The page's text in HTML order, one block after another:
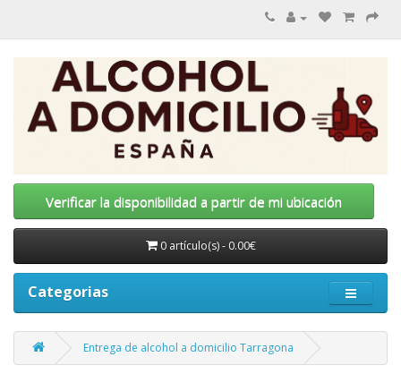
Verificar la disponibilidad a partir de mi ubicación
0 artículo(s) - 0.00€
Categorias
Entrega de alcohol a domicilio Tarragona